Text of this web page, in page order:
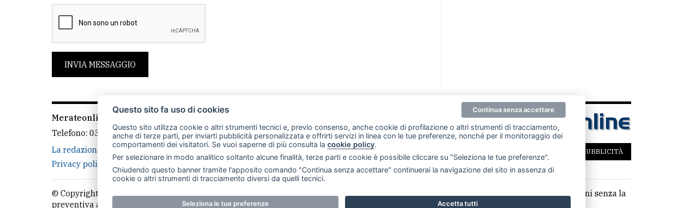
INVIA MESSAGGIO
Merateonline S.r.l.
Telefono: 039 9902881- Whatsapp: 351 3481257 - E-mail: redazione@merateonline.it
La redazione
CasateOnline LeccoOnline RSS Made byVIP
Privacy policy
Cookie policy Rivedi le tue scelte sui cookie
PER LA TUA PUBBLICITÀ
© Copyright Merateonline S.r.l. - Tutti i diritti riservati. E' proibita la riproduzione e pubblicazione anche parziale di testi, articoli e immagini senza la
preventiva autorizzazione scritta dell'editore. RI Lecco numero Rea LC 291.277 - Capitale sociale 10.329,14 €
Questo sito fa uso di cookies
Questo sito utilizza cookie o altri strumenti tecnici e, previo consenso, anche cookie di profilazione o altri strumenti di tracciamento,
anche di terze parti, per inviarti pubblicità personalizzata e offrirti servizi in linea con le tue preferenze, nonché per il monitoraggio dei
comportamenti dei visitatori. Se vuoi saperne di più consulta la cookie policy.
Per selezionare in modo analitico soltanto alcune finalità, terze parti e cookie è possibile cliccare su "Seleziona le tue preferenze".
Chiudendo questo banner tramite l'apposito comando "Continua senza accettare" continuerai la navigazione del sito in assenza di
cookie o altri strumenti di tracciamento diversi da quelli tecnici.
Continua senza accettare
Seleziona le tue preferenze Accetta tutti